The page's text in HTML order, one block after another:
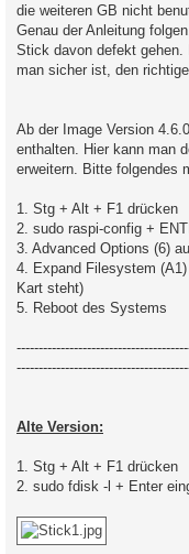
g
die weiteren GB nicht
Genau der Anleitung
Stick davon defekt
man sicher ist, den
Ab der Image Version
enthalten. Hier kann man
erweitern. Bitte folgendes
1. Stg + Alt + F1 drücken
2. sudo raspi-config +
3. Advanced Options (6)
4. Expand Filesystem
Kart steht)
5. Reboot des Systems
Alte Version:
1. Stg + Alt + F1 drücken
2. sudo fdisk -l + Enter